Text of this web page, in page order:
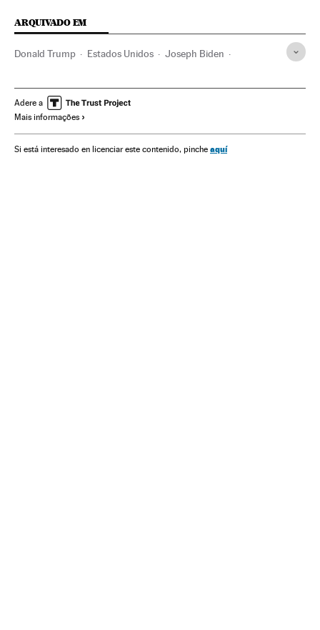
ARQUIVADO EM
Donald Trump Estados Unidos Joseph Biden
Eleições EUA 2020 Jair Bolsonaro
Ricardo Salles
Ministério Meio Ambiente Relações bilaterais
Adere a
Mais informações
Si está interesado en licenciar este contenido, pinche aquí